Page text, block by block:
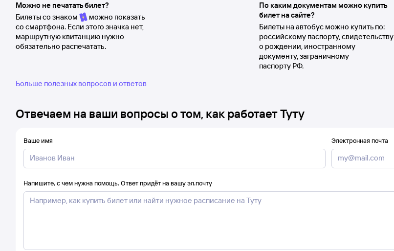
Можно не печатать билет?
Билеты со знаком
можно показать
со смартфона. Если этого значка нет,
маршрутную квитанцию нужно
обязательно распечатать.
По каким документам можно купить
билет на сайте?
Билеты на автобус можно купить по:
российскому паспорту, свидетельству
о рождении, иностранному
документу, заграничному
паспорту РФ.
Больше полезных вопросов и ответов
Отвечаем на ваши вопросы о том, как работает Туту
Ваше имя Электронная почта
Напишите, с чем нужна помощь. Ответ придёт на вашу эл.почту